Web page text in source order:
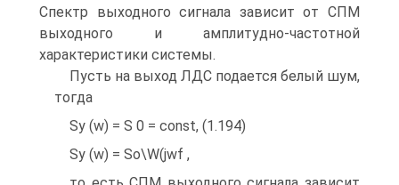
Спектр выходного сигнала зависит от СПМ
выходного и амплитудно-частотной
характеристики системы.
Пусть на выход ЛДС подается белый шум,
тогда
Sy (w) = S 0 = const, (1.194)
Sy (w) = Sо\W(jwf ,